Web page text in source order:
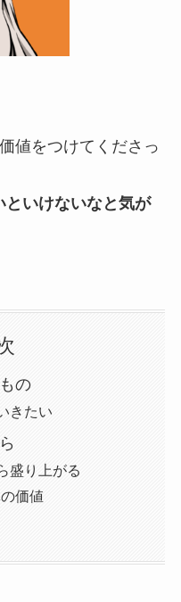
値をつけてくださっ
といけないなと気が
の
きたい
盛り上がる
価値